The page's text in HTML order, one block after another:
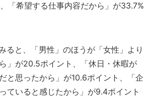
「希望する仕事内容だから」が33.7%
ると、「男性」のほうが「女性」より
」が20.5ポイント、「休日・休暇が
と思ったから」が10.6ポイント、「企
ていると感じたから」が9.4ポイント